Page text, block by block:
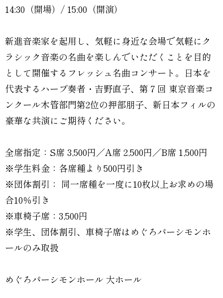
14:30（開場）/ 15:00（開演）
新進音楽家を起用し、気軽に身近な会場で気軽にク
ラシック音楽の名曲を楽しんでいただくことを目的
として開催するフレッシュ名曲コンサート。日本を
代表するハープ奏者・吉野直子、第７回 東京音楽コ
ンクール木管部門第2位の押部朋子、新日本フィルの
豪華な共演にご期待ください。
全席指定：S席 3,500円／A席 2,500円／B席 1,500円
※学生料金：各席種より500円引き
※団体割引： 同一席種を一度に10枚以上お求めの場
合10％引き
※車椅子席：3,500円
※学生、団体割引、車椅子席はめぐろパーシモンホ
ールのみ取扱
めぐろパーシモンホール 大ホール